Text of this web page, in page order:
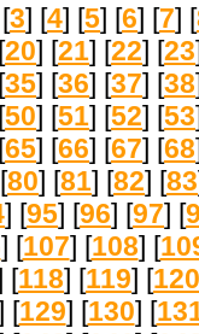
3] [4] [5] [6] [7] [
20] [21] [22] [23
35] [36] [37] [38
50] [51] [52] [53
65] [66] [67] [68
80] [81] [82] [83
] [95] [96] [97] [
] [107] [108] [
[118] [119] [120
[129] [130] [